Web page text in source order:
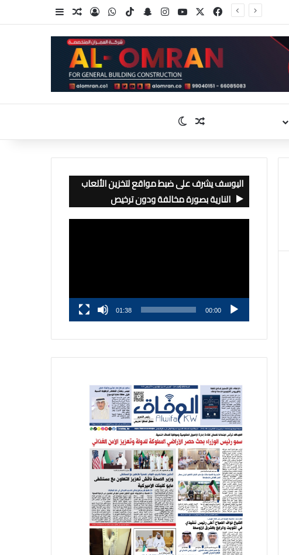
فيسبوك ‫YouTubeانستقرامسناب تشات
‫TikTok واتسابتسجيل الدخولمقال عشوائي
مقال عشوائي
اليوسف يشرف على ضبط مواقع لتخزين الألعاب
النارية بصورة مخالفة ودون ترخيص
00:00
01:38